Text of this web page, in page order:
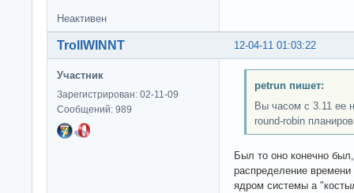
Неактивен
12-04-11 01:03:22
TrollWINNT
Участник
Зарегистрирован: 02-11-09
Сообщений: 989
petrun пишет:
Вы часом с 3.11 ее
round-robin
Был то оно конечно
распределение
ядром системы а